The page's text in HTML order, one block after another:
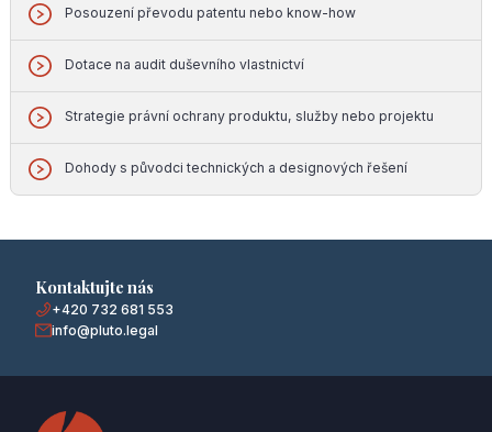
Posouzení převodu patentu nebo know-how
Dotace na audit duševního vlastnictví
Strategie právní ochrany produktu, služby nebo projektu
Dohody s původci technických a designových řešení
Kontaktujte nás
+420 732 681 553
info@pluto.legal